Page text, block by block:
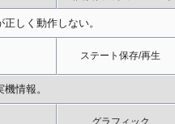
しく動作しない。
ステート保存/再生
情報。
グラフィック